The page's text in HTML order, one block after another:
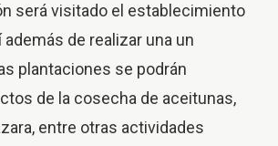
será visitado el establecimiento
además de realizar una un
plantaciones se podrán
de la cosecha de aceitunas,
entre otras actividades